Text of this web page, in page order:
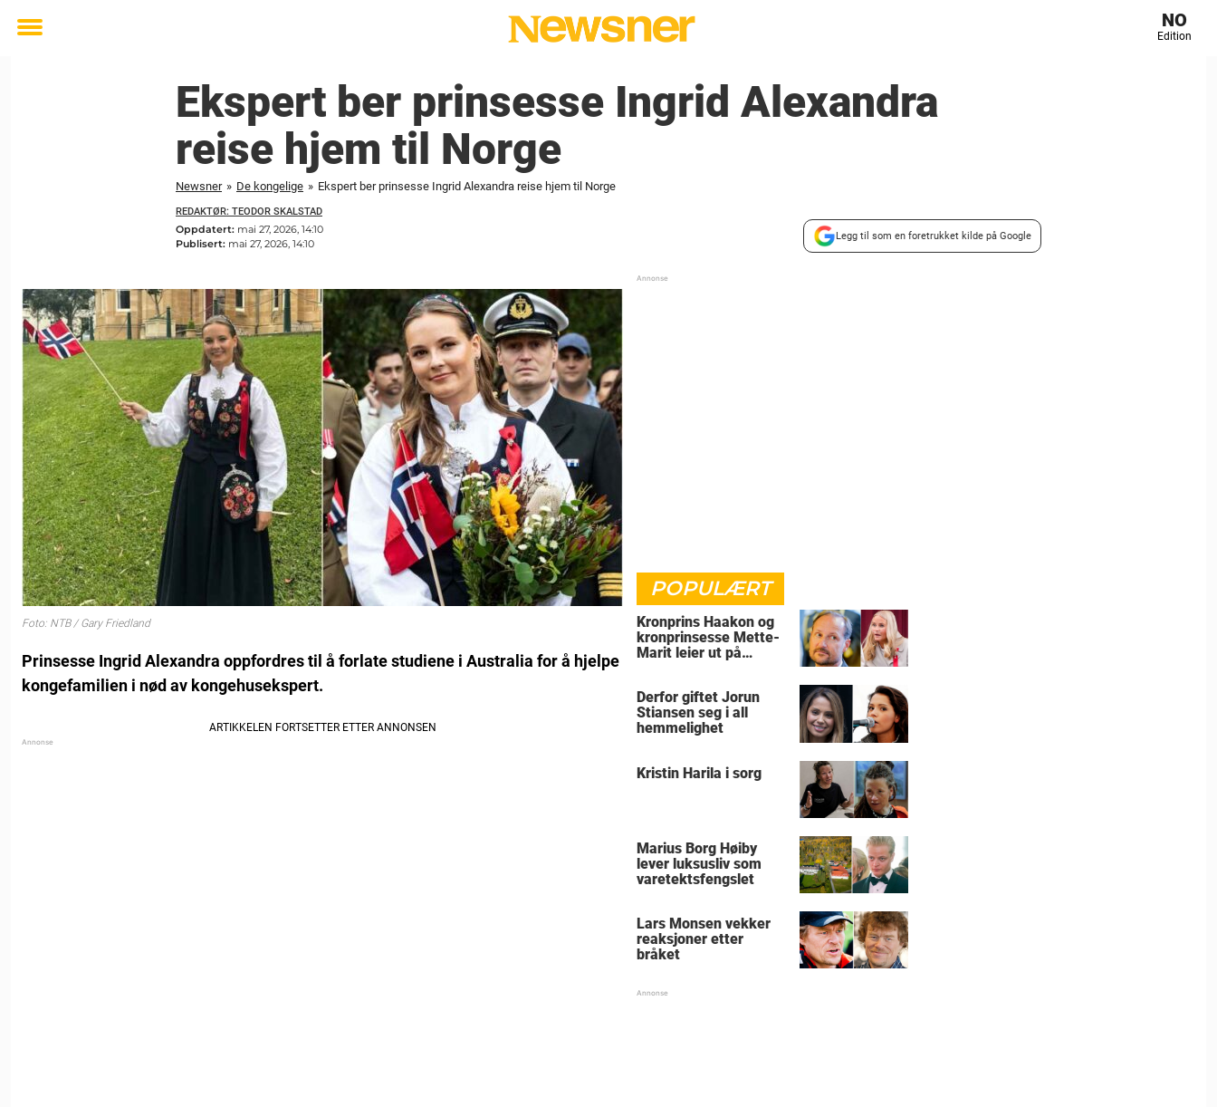
Toggle
NO
Edition
Ekspert ber prinsesse Ingrid Alexandra
reise hjem til Norge
Newsner » De kongelige » Ekspert ber prinsesse Ingrid Alexandra reise hjem til Norge
REDAKTØR: TEODOR SKALSTAD
Oppdatert: mai 27, 2026, 14:10
Publisert: mai 27, 2026, 14:10
Legg til som en foretrukket kilde på Google
Foto: NTB / Gary Friedland
Prinsesse Ingrid Alexandra oppfordres til å forlate studiene i Australia for å hjelpe
kongefamilien i nød av kongehusekspert.
POPULÆRT
Kronprins Haakon og
kronprinsesse Mette-
Marit leier ut på
Derfor giftet Jorun
Stiansen seg i all
hemmelighet
Kristin Harila i sorg
Marius Borg Høiby
lever luksusliv som
varetektsfengslet
Lars Monsen vekker
reaksjoner etter
bråket